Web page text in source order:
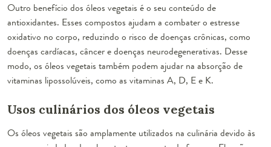
Outro benefício dos óleos vegetais é o seu conteúdo de
antioxidantes. Esses compostos ajudam a combater o estresse
oxidativo no corpo, reduzindo o risco de doenças crônicas, como
doenças cardíacas, câncer e doenças neurodegenerativas. Desse
modo, os óleos vegetais também podem ajudar na absorção de
vitaminas lipossolúveis, como as vitaminas A, D, E e K.
Usos culinários dos óleos vegetais
Os óleos vegetais são amplamente utilizados na culinária devido às